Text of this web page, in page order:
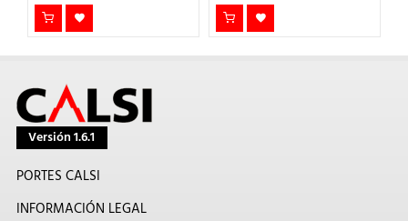
Versión 1.6.1
PORTES CALSI
INFORMACIÓN LEGAL